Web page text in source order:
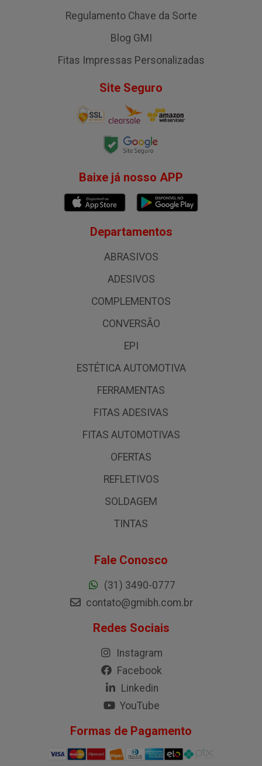
Regulamento Chave da Sorte
Blog GMI
Fitas Impressas Personalizadas
Site Seguro
Baixe já nosso APP
Departamentos
ABRASIVOS
ADESIVOS
COMPLEMENTOS
CONVERSÃO
EPI
ESTÉTICA AUTOMOTIVA
FERRAMENTAS
FITAS ADESIVAS
FITAS AUTOMOTIVAS
OFERTAS
REFLETIVOS
SOLDAGEM
TINTAS
Fale Conosco
(31) 3490-0777
contato@gmibh.com.br
Redes Sociais
Instagram
Facebook
Linkedin
YouTube
Formas de Pagamento